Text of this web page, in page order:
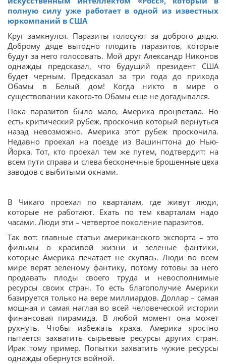
полную силу уже работает в одной из известных
юркомпаний в США
Круг замкнулся. Паразиты голосуют за доброго дядю.
Доброму дяде выгодно плодить паразитов, которые
будут за него голосовать. Мой друг Александр Никонов
однажды предсказал, что будущий президент США
будет черным. Предсказал за три года до прихода
Обамы в Белый дом! Когда никто в мире о
существовании какого-то Обамы еще не догадывался.
Пока паразитов было мало, Америка процветала. Но
есть критический рубеж, проскочив который вернуться
назад невозможно. Америка этот рубеж проскочила.
Недавно проехал на поезде из Вашингтона до Нью-
Йорка. Тот, кто проехал тем же путем, подтвердит: на
всем пути справа и слева бесконечные брошенные цеха
заводов с выбитыми окнами.
В Чикаго проехал по кварталам, где живут люди,
которые не работают. Ехать по тем кварталам надо
часами. Люди эти – четвертое поколение паразитов.
Так вот: главные статьи американского экспорта – это
фильмы о красивой жизни и зеленые фантики,
которые Америка печатает не скупясь. Люди во всем
мире верят зеленому фантику, потому готовы за него
продавать плоды своего труда и невосполнимые
ресурсы своих стран. То есть благополучие Америки
базируется только на вере миллиардов. Доллар – самая
мощная и самая наглая во всей человеческой истории
финансовая пирамида. В любой момент она может
рухнуть. Чтобы избежать краха, Америка яростно
пытается захватить сырьевые ресурсы других стран.
Ирак тому пример. Попытки захватить чужие ресурсы
однажды обернутся войной.